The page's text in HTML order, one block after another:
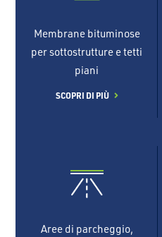
Membrane bituminose
per sottostrutture e tetti
piani
SCOPRI DI PIÙ
Aree di parcheggio,